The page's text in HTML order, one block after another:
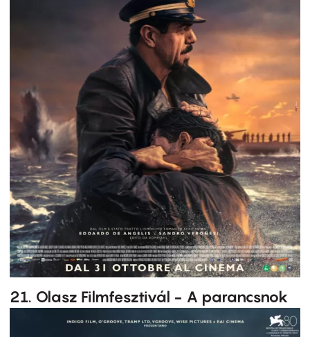
21. Olasz Filmfesztivál - A parancsnok